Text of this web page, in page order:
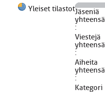
Yleiset tilastotJäseniä
yhteensä
:
Viestejä
yhteensä
:
Aiheita
yhteensä
:
Kategori